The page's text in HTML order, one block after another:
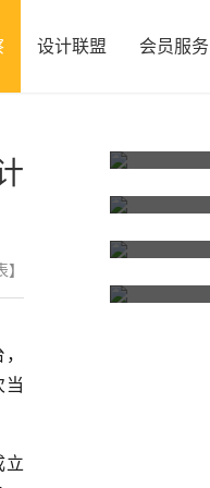
设计联盟 会员服务
当
立